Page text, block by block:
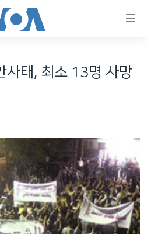
사태, 최소 13명 사망